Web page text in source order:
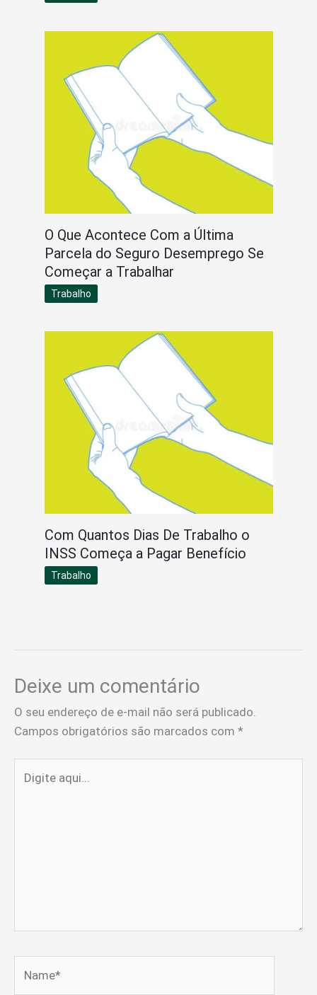
O Que Acontece Com a Última
Parcela do Seguro Desemprego Se
Começar a Trabalhar
Trabalho
Com Quantos Dias De Trabalho o
INSS Começa a Pagar Benefício
Trabalho
Deixe um comentário
O seu endereço de e-mail não será publicado.
Campos obrigatórios são marcados com *
aqui...